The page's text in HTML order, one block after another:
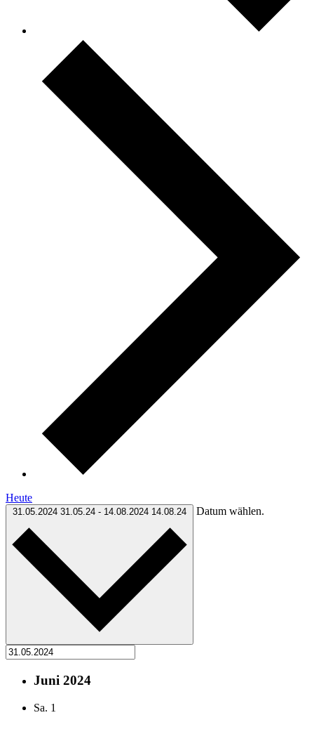
Heute
31.05.2024 31.05.24 - 14.08.2024 14.08.24 Datum wählen.
Juni 2024
Sa. 1